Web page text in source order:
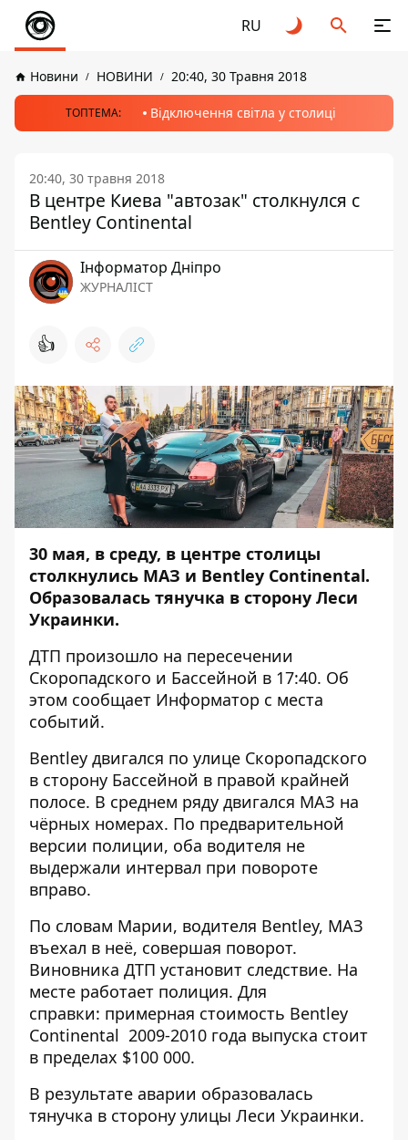
RU
Новини НОВИНИ 20:40, 30 Травня 2018
ТОПТЕМА: Відключення світла у столиці
20:40, 30 травня 2018
В центре Киева "автозак" столкнулся с
Bentley Continental
Інформатор Дніпро
ЖУРНАЛІСТ
👍
30 мая, в среду, в центре столицы
столкнулись МАЗ и Bentley Continental.
Образовалась тянучка в сторону Леси
Украинки.
ДТП произошло на пересечении
Скоропадского и Бассейной в 17:40. Об
этом сообщает Информатор с места
событий.
Bentley двигался по улице Скоропадского
в сторону Бассейной в правой крайней
полосе. В среднем ряду двигался МАЗ на
чёрных номерах. По предварительной
версии полиции, оба водителя не
выдержали интервал при повороте
вправо.
По словам Марии, водителя Bentley, МАЗ
въехал в неё, совершая поворот.
Виновника ДТП установит следствие. На
месте работает полиция. Для
справки: примерная стоимость Bentley
Continental 2009-2010 года выпуска стоит
в пределах $100 000.
В результате аварии образовалась
тянучка в сторону улицы Леси Украинки.